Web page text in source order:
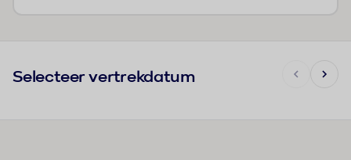
Selecteer vertrekdatum